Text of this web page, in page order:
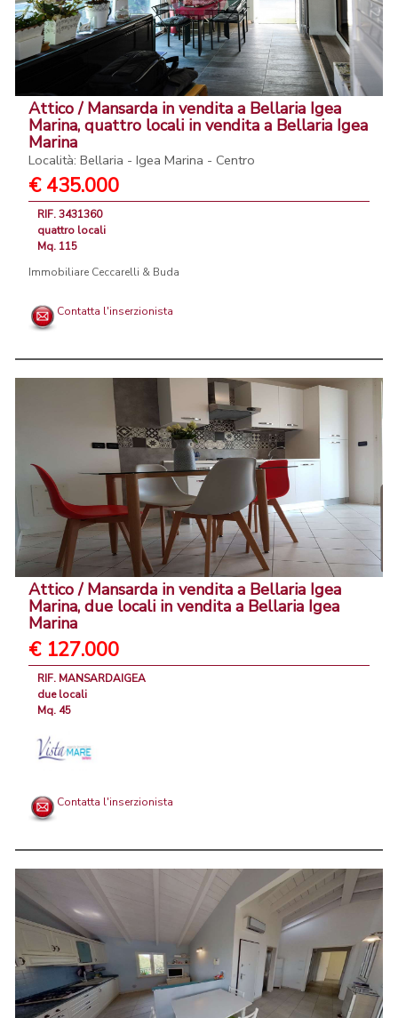
Attico / Mansarda in vendita a Bellaria Igea
Marina, quattro locali in vendita a Bellaria Igea
Marina
Località: Bellaria - Igea Marina - Centro
€ 435.000
RIF. 3431360
quattro locali
Mq. 115
Immobiliare Ceccarelli & Buda
Contatta l'inserzionista
Attico / Mansarda in vendita a Bellaria Igea
Marina, due locali in vendita a Bellaria Igea
Marina
€ 127.000
RIF. MANSARDAIGEA
due locali
Mq. 45
Contatta l'inserzionista